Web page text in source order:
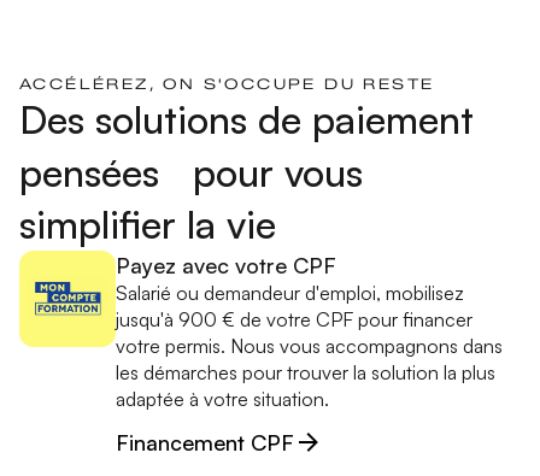
ACCÉLÉREZ, ON S'OCCUPE DU RESTE
Des solutions de paiement
pensées pour vous
simplifier la vie
Payez avec votre CPF
Salarié ou demandeur d'emploi, mobilisez
jusqu'à 900 € de votre CPF pour financer
votre permis. Nous vous accompagnons dans
les démarches pour trouver la solution la plus
adaptée à votre situation.
Financement CPF